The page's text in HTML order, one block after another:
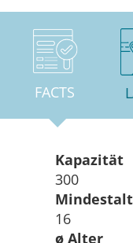
FACTS
Kapazität
300
16
ø Alter